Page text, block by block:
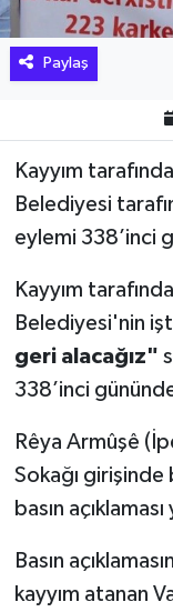
Paylaş
Kayyım
Belediyesi
eylemi 338’inci
Kayyım
Belediyesi'nin
geri alacağız"
338’inci
Rêya Armûşê
Sokağı
basın
Basın
kayyım atanan
MAGAZİN
MAKALE
REKLAM
SAĞLIK
SİYASET
SPOR
TEKNOLOJİ
YAŞAM